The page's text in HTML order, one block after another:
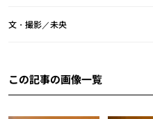
文・撮影／未央
この記事の画像一覧